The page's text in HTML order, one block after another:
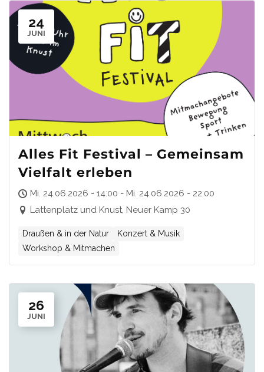
24
JUNI
Alles Fit Festival – Gemeinsam
Vielfalt erleben
Mi. 24.06.2026 - 14:00 - Mi. 24.06.2026 - 22:00
Lattenplatz und Knust, Neuer Kamp 30
Draußen & in der Natur
Konzert & Musik
Workshop & Mitmachen
26
JUNI